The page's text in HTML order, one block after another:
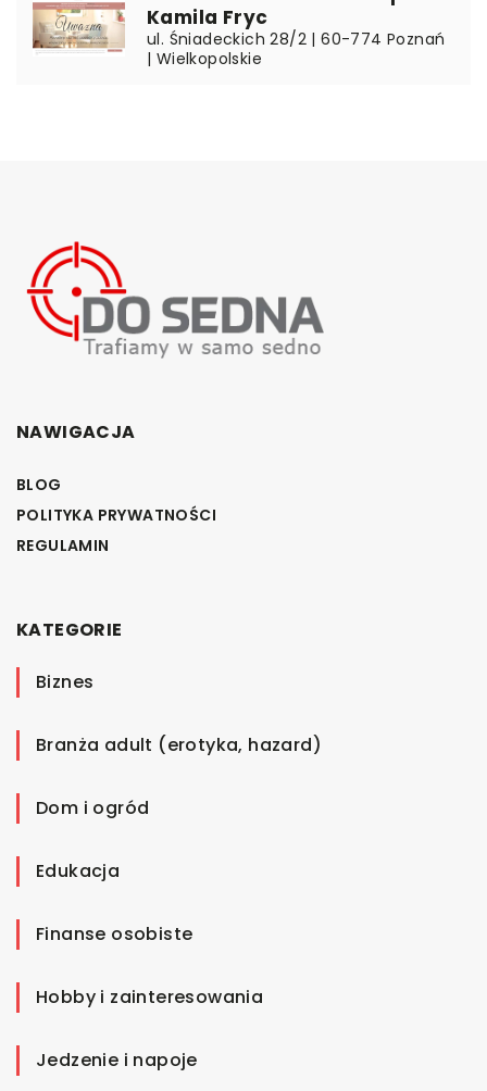
Kamila Fryc
ul. Śniadeckich 28/2 | 60-774 Poznań
| Wielkopolskie
NAWIGACJA
BLOG
POLITYKA PRYWATNOŚCI
REGULAMIN
KATEGORIE
Biznes
Branża adult (erotyka, hazard)
Dom i ogród
Edukacja
Finanse osobiste
Hobby i zainteresowania
Jedzenie i napoje